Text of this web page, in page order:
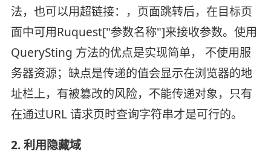
法，也可以用超链接：，页面跳转后，在目标页
面中可用Ruquest["参数名称"]来接收参数。使用
QuerySting 方法的优点是实现简单， 不使用服
务器资源；缺点是传递的值会显示在浏览器的地
址栏上，有被篡改的风险，不能传递对象，只有
在通过URL 请求页时查询字符串才是可行的。
2. 利用隐藏域